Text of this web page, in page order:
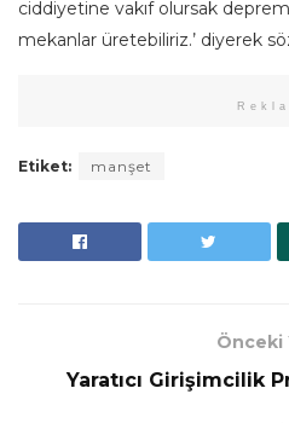
ciddiyetine vakıf olursak
mekanlar üretebiliriz.’ diyerek
Etiket: manşet
Önceki
Yaratıcı Girişimcilik